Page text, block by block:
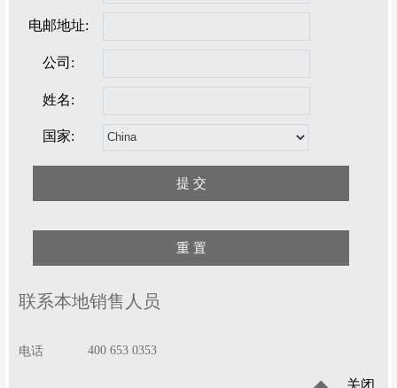
电邮地址:
公司:
姓名:
国家:
联系本地销售人员
电话 400 653 0353
关闭